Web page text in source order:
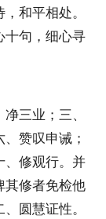
和平相处。
十句，细心寻
三业；三、
赞叹申诫；
、修观行。并
其修者免检他
圆慧证性。